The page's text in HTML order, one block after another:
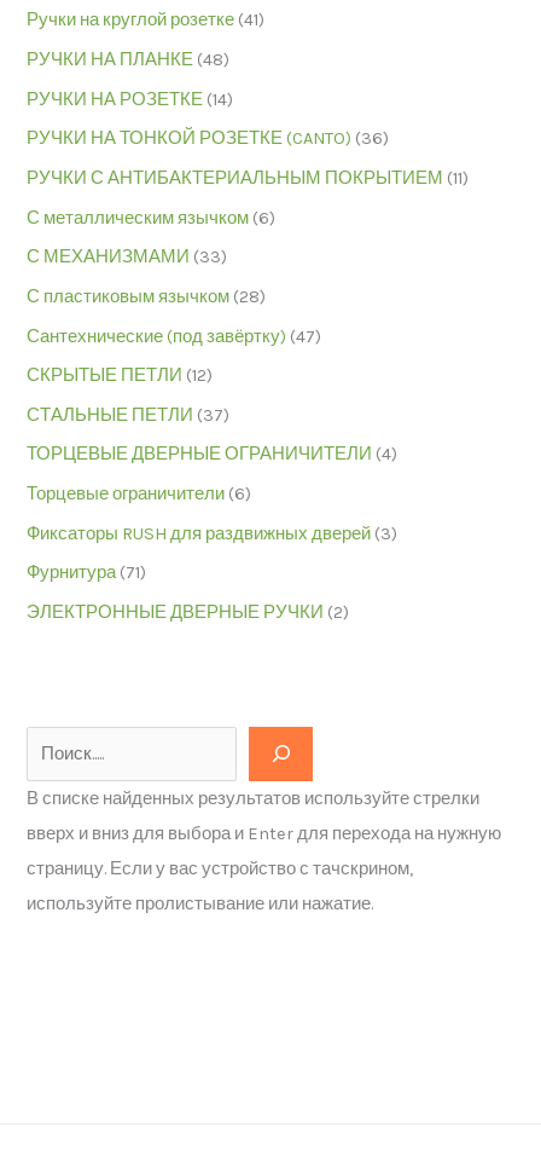
Ручки на круглой розетке (41)
РУЧКИ НА ПЛАНКЕ (48)
РУЧКИ НА РОЗЕТКЕ (14)
РУЧКИ НА ТОНКОЙ РОЗЕТКЕ (CANTO) (36)
РУЧКИ С АНТИБАКТЕРИАЛЬНЫМ ПОКРЫТИЕМ (11)
С металлическим язычком (6)
С МЕХАНИЗМАМИ (33)
С пластиковым язычком (28)
Сантехнические (под завёртку) (47)
СКРЫТЫЕ ПЕТЛИ (12)
СТАЛЬНЫЕ ПЕТЛИ (37)
ТОРЦЕВЫЕ ДВЕРНЫЕ ОГРАНИЧИТЕЛИ (4)
Торцевые ограничители (6)
Фиксаторы RUSH для раздвижных дверей (3)
Фурнитура (71)
ЭЛЕКТРОННЫЕ ДВЕРНЫЕ РУЧКИ (2)
В списке найденных результатов используйте стрелки
вверх и вниз для выбора и Enter для перехода на нужную
страницу. Если у вас устройство с тачскрином,
используйте пролистывание или нажатие.